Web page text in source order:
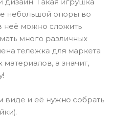
небольшой опоры во
неё можно сложить
много различных
тележка для маркета
материалов, а значит,
виде и её нужно собрать